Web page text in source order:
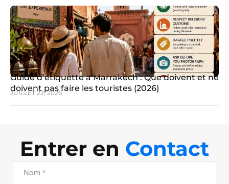
Guide d’étiquette à Marrakech : Que doivent et ne
doivent pas faire les touristes (2026)
JUILLET 22, 2026
Entrer en Contact